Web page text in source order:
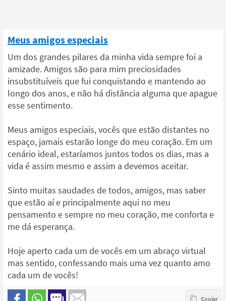
Meus amigos especiais
Um dos grandes pilares da minha vida sempre foi a
amizade. Amigos são para mim preciosidades
insubstituíveis que fui conquistando e mantendo ao
longo dos anos, e não há distância alguma que apague
esse sentimento.
Meus amigos especiais, vocês que estão distantes no
espaço, jamais estarão longe do meu coração. Em um
cenário ideal, estaríamos juntos todos os dias, mas a
vida é assim mesmo e assim a devemos aceitar.
Sinto muitas saudades de todos, amigos, mas saber
que estão aí e principalmente aqui no meu
pensamento e sempre no meu coração, me conforta e
me dá esperança.
Hoje aperto cada um de vocês em um abraço virtual
mas sentido, confessando mais uma vez quanto amo
cada um de vocês!